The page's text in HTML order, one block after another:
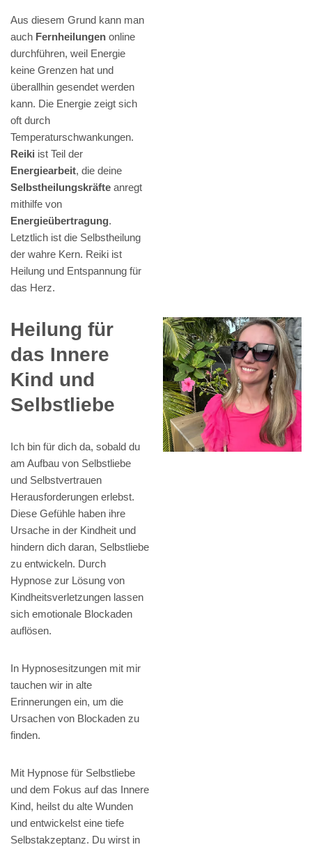
Aus diesem Grund kann man
auch Fernheilungen online
durchführen, weil Energie
keine Grenzen hat und
überallhin gesendet werden
kann. Die Energie zeigt sich
oft durch
Temperaturschwankungen.
Reiki ist Teil der
Energiearbeit, die deine
Selbstheilungskräfte anregt
mithilfe von
Energieübertragung.
Letztlich ist die Selbstheilung
der wahre Kern. Reiki ist
Heilung und Entspannung für
das Herz.
Heilung für
das Innere
Kind und
Selbstliebe
Ich bin für dich da, sobald du
am Aufbau von Selbstliebe
und Selbstvertrauen
Herausforderungen erlebst.
Diese Gefühle haben ihre
Ursache in der Kindheit und
hindern dich daran, Selbstliebe
zu entwickeln. Durch
Hypnose zur Lösung von
Kindheitsverletzungen lassen
sich emotionale Blockaden
auflösen.
In Hypnosesitzungen mit mir
tauchen wir in alte
Erinnerungen ein, um die
Ursachen von Blockaden zu
finden.
Mit Hypnose für Selbstliebe
und dem Fokus auf das Innere
Kind, heilst du alte Wunden
und entwickelst eine tiefe
Selbstakzeptanz. Du wirst in